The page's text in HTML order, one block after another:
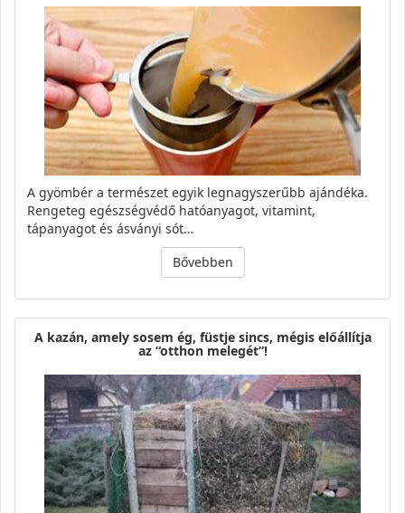
A gyömbér a természet egyik legnagyszerűbb ajándéka.
Rengeteg egészségvédő hatóanyagot, vitamint,
tápanyagot és ásványi sót…
Bővebben
A kazán, amely sosem ég, füstje sincs, mégis előállítja
az “otthon melegét”!